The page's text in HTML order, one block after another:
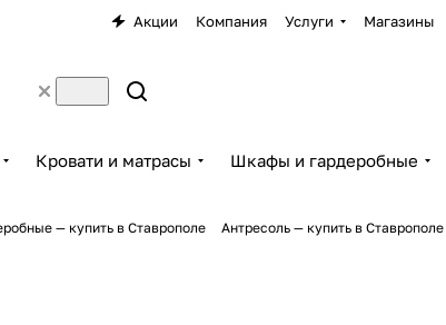
Акции Компания Услуги Магазины
Кровати и матрасы Шкафы и гардеробные
— купить в Ставрополе Антресоль — купить в Ставрополе